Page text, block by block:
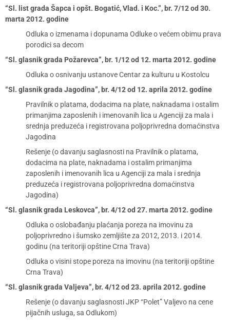
“Sl. list grada Šapca i opšt. Bogatić, Vlad. i Koc.”, br. 7/12 od 30.
marta 2012. godine
Odluka o izmenama i dopunama Odluke o većem obimu prava
porodici sa decom
“Sl. glasnik grada Požarevca”, br. 1/12 od 12. marta 2012. godine
Odluka o osnivanju ustanove Centar za kulturu u Kostolcu
“Sl. glasnik grada Jagodina”, br. 4/12 od 12. aprila 2012. godine
Pravilnik o platama, dodacima na plate, naknadama i ostalim
primanjima zaposlenih i imenovanih lica u Agenciji za mala i
srednja preduzeća i registrovana poljoprivredna domaćinstva
Jagodina
Rešenje (o davanju saglasnosti na Pravilnik o platama,
dodacima na plate, naknadama i ostalim primanjima
zaposlenih i imenovanih lica u Agenciji za mala i srednja
preduzeća i registrovana poljoprivredna domaćinstva
Jagodina)
“Sl. glasnik grada Leskovca”, br. 4/12 od 27. marta 2012. godine
Odluka o oslobađanju plaćanja poreza na imovinu za
poljoprivredno i šumsko zemljište za 2012, 2013. i 2014.
godinu (na teritoriji opštine Crna Trava)
Odluka o visini stope poreza na imovinu (na teritoriji opštine
Crna Trava)
“Sl. glasnik grada Valjeva”, br. 4/12 od 23. aprila 2012. godine
Rešenje (o davanju saglasnosti JKP “Polet” Valjevo na cene
pijačnih usluga, sa Odlukom)